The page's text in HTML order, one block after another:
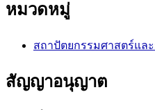
หมวดหมู่
สถาปัตยกรรมศาสตร์แล
สัญญาอนุญาต